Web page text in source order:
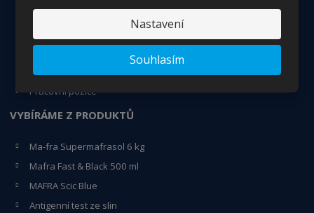
Nastavení
Souhlasím
Vrácení/reklamace zboží
Certifikáty - ISO
Pracovní pozice
VYBÍRÁME Z PRODUKTŮ
Ma-fra Supermafrasol 6 kg
Mafra Fast & Black 500 ml
MAFRA Scic Blue
Antigenní test ze slin